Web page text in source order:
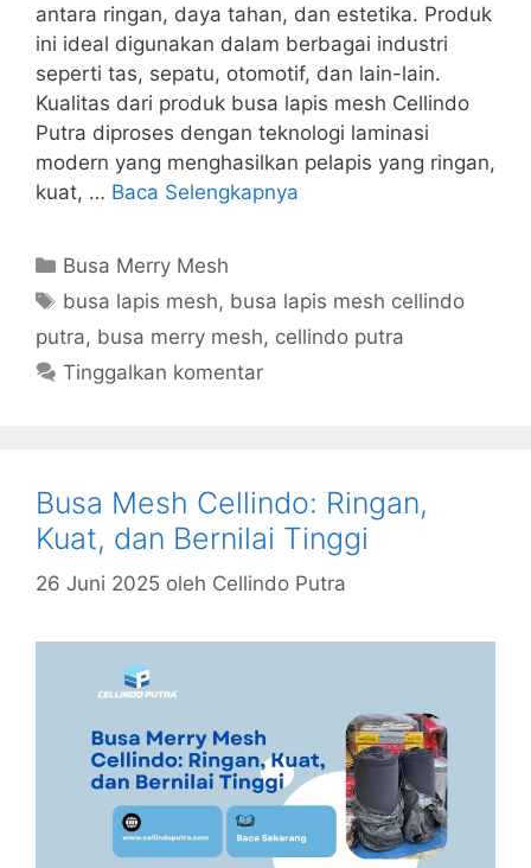
antara ringan, daya tahan, dan estetika. Produk
ini ideal digunakan dalam berbagai industri
seperti tas, sepatu, otomotif, dan lain-lain.
Kualitas dari produk busa lapis mesh Cellindo
Putra diproses dengan teknologi laminasi
modern yang menghasilkan pelapis yang ringan,
kuat, … Baca Selengkapnya
Kategori
Busa Merry Mesh
Tag
busa lapis mesh, busa lapis mesh cellindo
putra, busa merry mesh, cellindo putra
Tinggalkan komentar
Busa Mesh Cellindo: Ringan,
Kuat, dan Bernilai Tinggi
26 Juni 2025 oleh Cellindo Putra